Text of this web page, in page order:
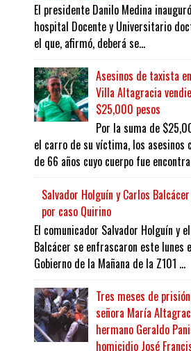
El presidente Danilo Medina
hospital Docente y Universitario
el que, afirmó, deberá se...
Asesinos de taxista
Villa Altagracia
$25,000 pesos
Por la suma de
el carro de su víctima, los asesinos
de 66 años cuyo cuerpo fue
Salvador Holguín y Carlos
por caso Quirino
El comunicador Salvador Holguín y
Balcácer se enfrascaron este lunes
Gobierno de la Mañana de la Z101 ...
Tres meses de
señora María
hermano Geraldo
homicidio José